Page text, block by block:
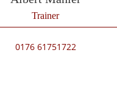
Trainer
0176 61751722